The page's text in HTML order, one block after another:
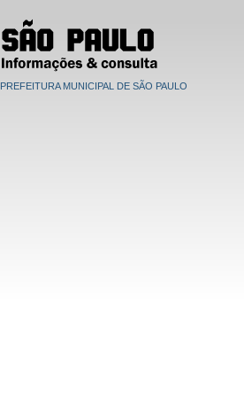
PREFEITURA MUNICIPAL DE SÃO PAULO